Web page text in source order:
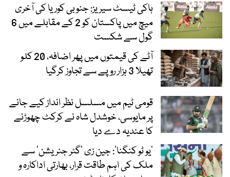
ہاکی ٹیسٹ سیریز: جنوبی کوریا کی آخری
میچ میں پاکستان کو 2 کے مقابلے میں 6
گول سے شکست
آٹے کی قیمتوں میں پھر اضافہ، 20 کلو
تھیلا 3 ہزار روپے سے تجاوز کرگیا
قومی ٹیم میں مسلسل نظر انداز کیے جانے
پر مایوسی، خوشدل شاہ نے کرکٹ چھوڑنے
کا عندیہ دے دیا
’یو ٹو کنگنا‘: جین زی ’گٹر جنریشن‘ سے
ملک کی اہم طاقت قرار، بھارتی اداکارہ و